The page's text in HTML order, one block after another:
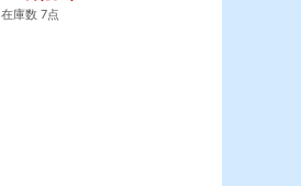
在庫数 7点